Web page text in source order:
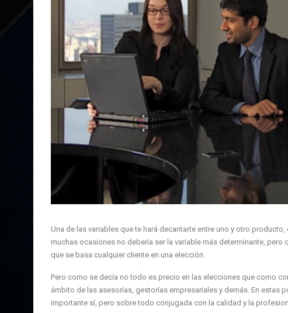
Una de las variables que te hará decantarte entre uno y otro
muchas ocasiones no debería ser la variable más determinante,
que se basa cualquier cliente en una elección.
Pero como se decía no todo es precio en las elecciones que como
ámbito de las asesorías, gestorías empresariales y demás. En estas
importante sí, pero sobre todo conjugada con la calidad y la